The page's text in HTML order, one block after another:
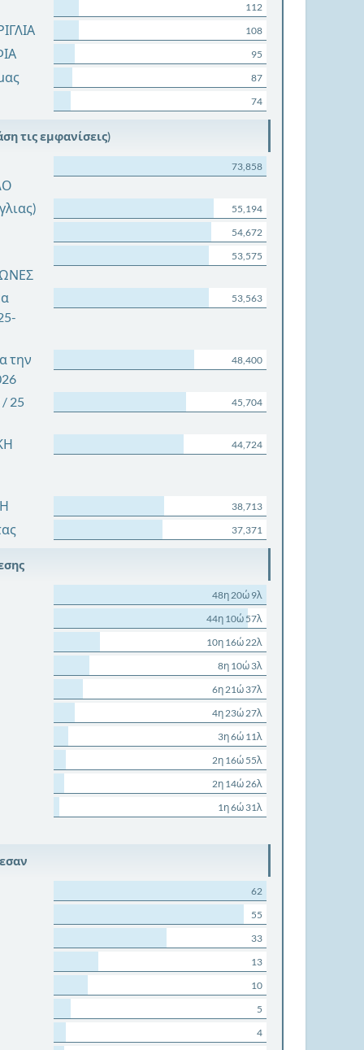
112
108
95
87
74
τις εμφανίσεις)
73,858
55,194
54,672
53,575
53,563
την
48,400
25
45,704
44,724
38,713
37,371
48η 20ώ 9λ
44η 10ώ 57λ
10η 16ώ 22λ
8η 10ώ 3λ
6η 21ώ 37λ
4η 23ώ 27λ
3η 6ώ 11λ
2η 16ώ 55λ
2η 14ώ 26λ
1η 6ώ 31λ
62
55
33
13
10
5
4